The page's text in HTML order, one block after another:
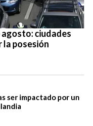
agosto: ciudades
la posesión
ser impactado por un